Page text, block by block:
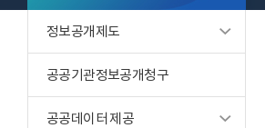
정보공개제도
공공기관정보공개청구
공공데이터 제공